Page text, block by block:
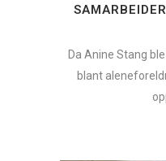
Da Anine Stang
blant